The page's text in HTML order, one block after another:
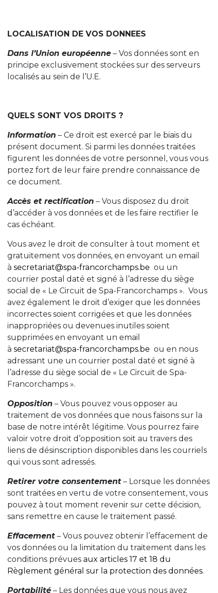
LOCALISATION DE VOS DONNEES
Dans l’Union européenne – Vos données sont en
principe exclusivement stockées sur des serveurs
localisés au sein de l’U.E.
QUELS SONT VOS DROITS ?
Information – Ce droit est exercé par le biais du
présent document. Si parmi les données traitées
figurent les données de votre personnel, vous vous
portez fort de leur faire prendre connaissance de
ce document.
Accès et rectification – Vous disposez du droit
d’accéder à vos données et de les faire rectifier le
cas échéant.
Vous avez le droit de consulter à tout moment et
gratuitement vos données, en envoyant un email
à secretariat@spa-francorchamps.be ou un
courrier postal daté et signé à l’adresse du siège
social de « Le Circuit de Spa-Francorchamps ». Vous
avez également le droit d’exiger que les données
incorrectes soient corrigées et que les données
inappropriées ou devenues inutiles soient
supprimées en envoyant un email
à secretariat@spa-francorchamps.be ou en nous
adressant une un courrier postal daté et signé à
l’adresse du siège social de « Le Circuit de Spa-
Francorchamps ».
Opposition – Vous pouvez vous opposer au
traitement de vos données que nous faisons sur la
base de notre intérêt légitime. Vous pourrez faire
valoir votre droit d’opposition soit au travers des
liens de désinscription disponibles dans les courriels
qui vous sont adressés.
Retirer votre consentement – Lorsque les données
sont traitées en vertu de votre consentement, vous
pouvez à tout moment revenir sur cette décision,
sans remettre en cause le traitement passé.
Effacement – Vous pouvez obtenir l’effacement de
vos données ou la limitation du traitement dans les
conditions prévues aux articles 17 et 18 du
Règlement général sur la protection des données.
Portabilité – Les données que vous nous avez